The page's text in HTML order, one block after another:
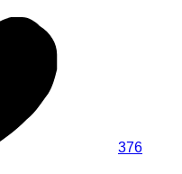
376